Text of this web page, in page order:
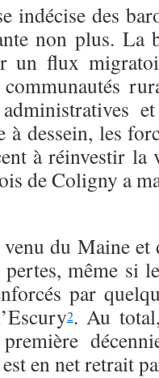
indécise des
non plus. La
un flux
à dessein, les
à réinvestir la
de Coligny a
du Maine
pertes, même si
par
2. Au
en net retrait